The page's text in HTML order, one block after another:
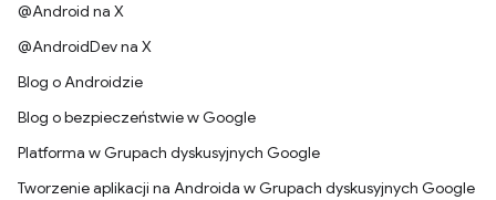
@Android na X
@AndroidDev na X
Blog o Androidzie
Blog o bezpieczeństwie w Google
Platforma w Grupach dyskusyjnych Google
Tworzenie aplikacji na Androida w Grupach dyskusyjnych Google